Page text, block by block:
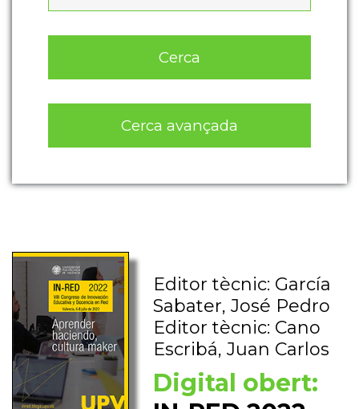
Cerca
Cerca avançada
Editor tècnic: García
Sabater, José Pedro
Editor tècnic: Cano
Escribá, Juan Carlos
Digital obert: